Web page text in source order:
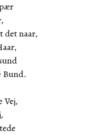
det naar,
Bund.
Vej,